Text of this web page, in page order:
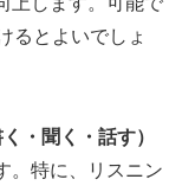
るとよいでしょ
・聞く・話す）
。特に、リスニン